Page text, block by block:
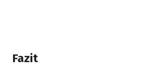
Fazit